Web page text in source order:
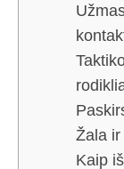
Žala
Kaip